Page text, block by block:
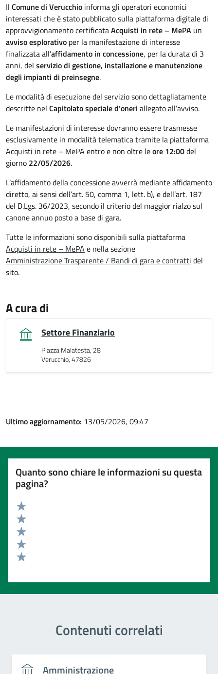
Il Comune di Verucchio informa gli operatori economici
interessati che è stato pubblicato sulla piattaforma digitale di
approvvigionamento certificataAcquisti in rete – MePA un
avviso esplorativo per la manifestazione di interesse
finalizzata all’affidamento in concessione, per la durata di 3
anni, del servizio di gestione, installazione e manutenzione
degli impianti di preinsegne.
Le modalità di esecuzione del servizio sono dettagliatamente
descritte nel Capitolato speciale d’oneri allegato all’avviso.
Le manifestazioni di interesse dovranno essere trasmesse
esclusivamente in modalità telematica tramite la piattaforma
Acquisti in rete – MePA entro e non oltre leore 12:00del
giorno 22/05/2026.
L’affidamento della concessione avverrà mediante affidamento
diretto, ai sensi dell’art. 50, comma 1, lett. b), e dell’art. 187
del D.Lgs. 36/2023, secondo il criterio del maggior rialzo sul
canone annuo posto a base di gara.
Tutte le informazioni sono disponibili sulla piattaforma
Acquisti in rete – MePA e nella sezione
Amministrazione Trasparente / Bandi di gara e contratti del
sito.
A cura di
Settore Finanziario
Piazza Malatesta, 28
Verucchio, 47826
Ultimo aggiornamento: 13/05/2026, 09:47
Quanto sono chiare le informazioni su questa
pagina?
Valuta 5 stelle su 5
Valuta 4 stelle su 5
Valuta 3 stelle su 5
Valuta 2 stelle su 5
Contenuti correlati
Amministrazione